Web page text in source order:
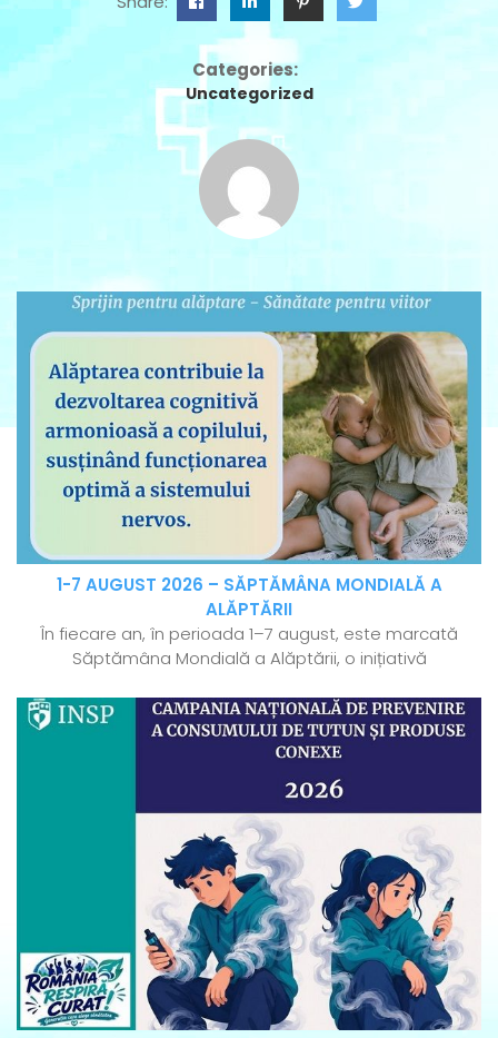
Categories:
Uncategorized
1-7 AUGUST 2026 – SĂPTĂMÂNA MONDIALĂ A
ALĂPTĂRII
În fiecare an, în perioada 1–7 august, este marcată
Săptămâna Mondială a Alăptării, o inițiativă